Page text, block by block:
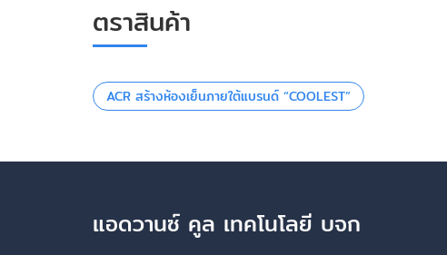
ตราสินค้า
ACR สร้างห้องเย็นภายใต้แบรนด์ “COOLEST”
แอดวานซ์ คูล เทคโนโลยี บจก